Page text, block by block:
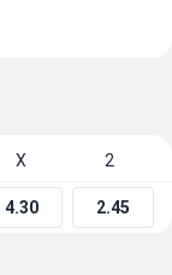
Х 2
4.30 2.45